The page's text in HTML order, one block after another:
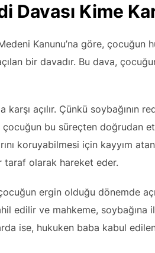
Davası Kime
Kanunu’na göre,
bir davadır. Bu dava,
açılır. Çünkü soybağının
bu süreçten doğrudan
koruyabilmesi için kayyım
taraf olarak hareket eder.
ergin olduğu dönemde
edilir ve mahkeme,
ise, hukuken baba kabul